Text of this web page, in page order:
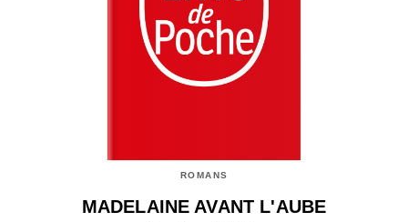
ROMANS
MADELAINE AVANT L'AUBE